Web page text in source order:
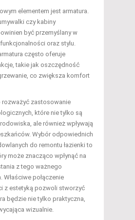
elementem jest armatura.
czy kabiny
być przemyślany w
oraz stylu.
często oferuje
takie jak oszczędność
co zwiększa komfort
rozważyć zastosowanie
które nie tylko są
ale również wpływają
Wybór odpowiednich
do remontu łazienki to
może znacząco wpłynąć na
z tego ważnego
Właściwe połączenie
z estetyką pozwoli stworzyć
będzie nie tylko praktyczna,
wizualnie.